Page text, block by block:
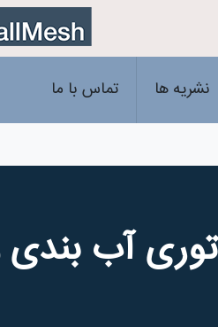
نشریه ها تماس با ما
توری آب بندی